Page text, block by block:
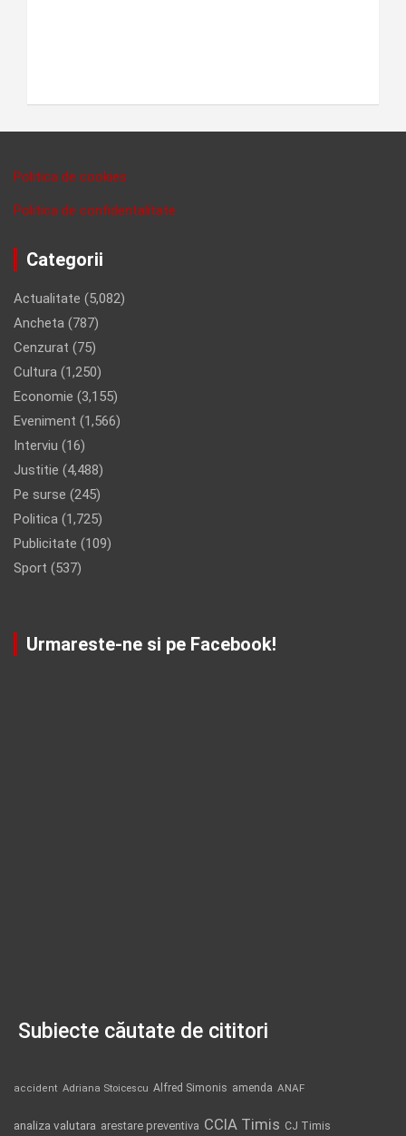
Politica de cookies
Politica de confidentalitate
Categorii
Actualitate (5,082)
Ancheta (787)
Cenzurat (75)
Cultura (1,250)
Economie (3,155)
Eveniment (1,566)
Interviu (16)
Justitie (4,488)
Pe surse (245)
Politica (1,725)
Publicitate (109)
Sport (537)
Urmareste-ne si pe Facebook!
Subiecte căutate de cititori
accident Adriana Stoicescu Alfred Simonis amenda ANAF
analiza valutara arestare preventiva CCIA Timis CJ Timis